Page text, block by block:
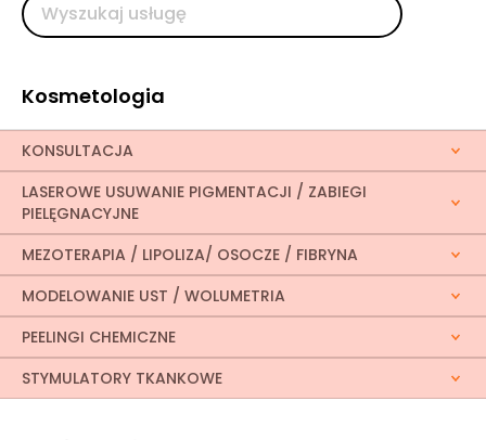
Kosmetologia
KONSULTACJA
LASEROWE USUWANIE PIGMENTACJI / ZABIEGI
PIELĘGNACYJNE
MEZOTERAPIA / LIPOLIZA/ OSOCZE / FIBRYNA
MODELOWANIE UST / WOLUMETRIA
PEELINGI CHEMICZNE
STYMULATORY TKANKOWE